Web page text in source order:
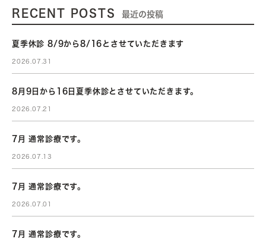
RECENT POSTS 最近の投稿
夏季休診 8/9から8/16とさせていただきます
2026.07.31
8月9日から16日夏季休診とさせていただきます。
2026.07.21
7月 通常診療です。
2026.07.13
7月 通常診療です。
2026.07.01
7月 通常診療です。